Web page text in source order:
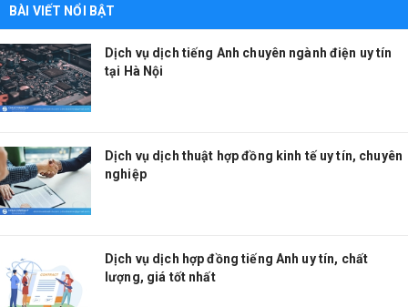
BÀI VIẾT NỔI BẬT
Dịch vụ dịch tiếng Anh chuyên ngành điện uy tín
tại Hà Nội
Dịch vụ dịch thuật hợp đồng kinh tế uy tín, chuyên
nghiệp
Dịch vụ dịch hợp đồng tiếng Anh uy tín, chất
lượng, giá tốt nhất